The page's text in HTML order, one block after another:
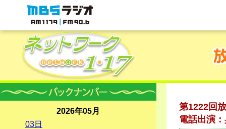
MBSラジオ 1179|FM90.6
第1222回
電話出演
2026年05月
03日